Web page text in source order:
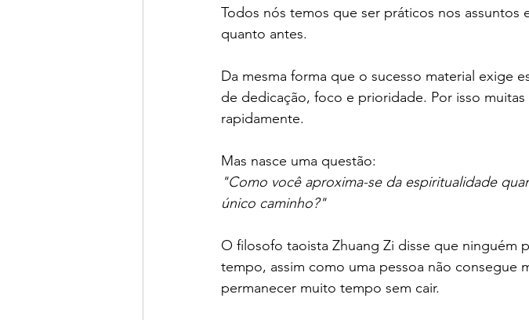
Todos nós temos que ser práticos nos
quanto antes.
Da mesma forma que o sucesso material exige
de dedicação, foco e prioridade. Por isso
rapidamente.
Mas nasce uma questão:
"Como você aproxima-se da espiritualidade
único caminho?"
O filosofo taoista Zhuang Zi disse que ninguém
tempo, assim como uma pessoa não consegue
permanecer muito tempo sem cair.